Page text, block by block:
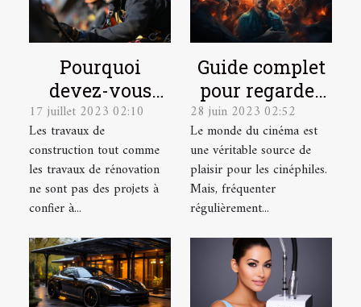
Pourquoi
devez-vous
faire appel à
des cordistes
pour vos
travaux en
hauteur ?
17 juillet 2023 02:10
Les travaux de
construction tout comme
les travaux de rénovation
ne sont pas des projets à
confier à...
Guide complet
pour regarder
des films
gratuitement
en ligne
28 juin 2023 02:52
Le monde du cinéma est
une véritable source de
plaisir pour les cinéphiles.
Mais, fréquenter
régulièrement...